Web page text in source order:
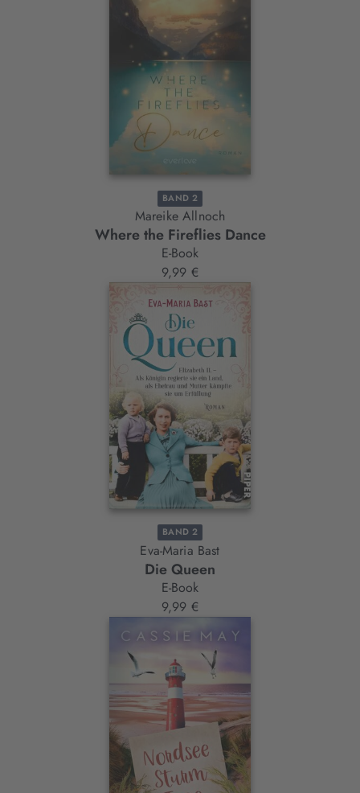
BAND 2
Mareike Allnoch
Where the Fireflies Dance
E-Book
9,99 €
BAND 2
Eva-Maria Bast
Die Queen
E-Book
9,99 €